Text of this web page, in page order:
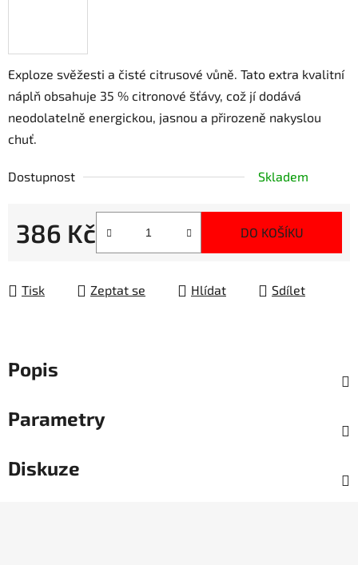
Exploze svěžesti a čisté citrusové vůně. Tato extra kvalitní
náplň obsahuje 35 % citronové šťávy, což jí dodává
neodolatelně energickou, jasnou a přirozeně nakyslou
chuť.
Dostupnost Skladem
386 Kč DO KOŠÍKU
Tisk Zeptat se Hlídat Sdílet
Popis
Parametry
Diskuze